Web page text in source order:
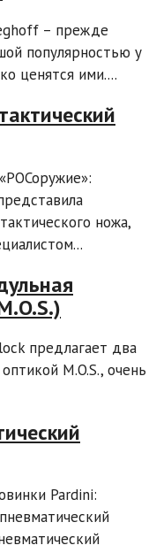
– прежде
популярностью у
ценятся ими....
ножа,
предлагает два
M.O.S., очень
Pardini: